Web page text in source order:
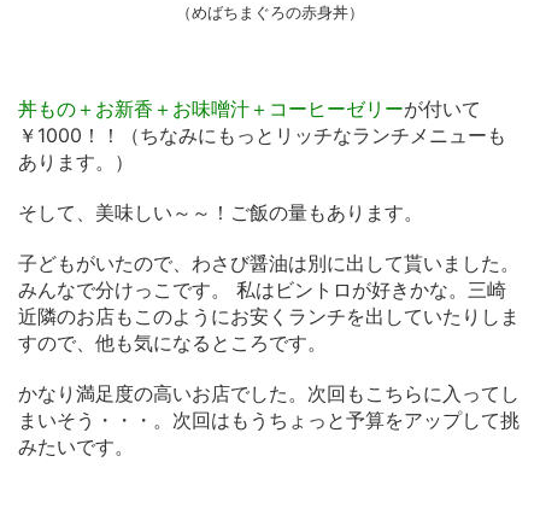
（めばちまぐろの赤身丼）
丼もの＋お新香＋お味噌汁＋コーヒーゼリーが付いて
￥1000！！（ちなみにもっとリッチなランチメニューも
あります。）
そして、美味しい～～！ご飯の量もあります。
子どもがいたので、わさび醤油は別に出して貰いました。
みんなで分けっこです。 私はビントロが好きかな。三崎
近隣のお店もこのようにお安くランチを出していたりしま
すので、他も気になるところです。
かなり満足度の高いお店でした。次回もこちらに入ってし
まいそう・・・。次回はもうちょっと予算をアップして挑
みたいです。